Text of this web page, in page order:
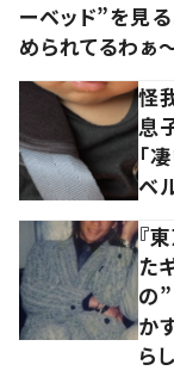
ーベッド”を見
められてるわぁ
怪
息
「
ベ
『
た
の”
か
ら